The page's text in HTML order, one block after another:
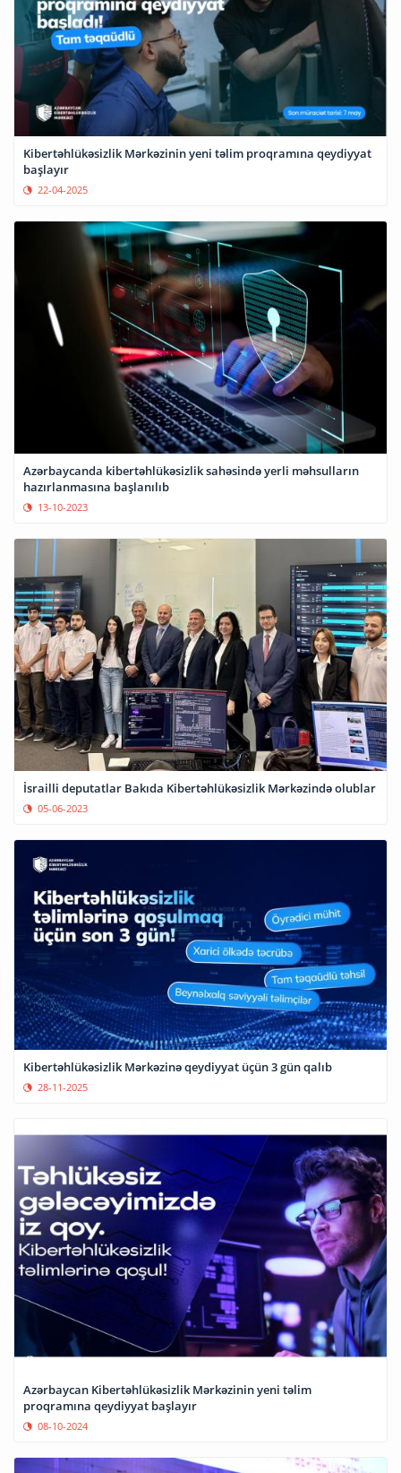
Kibertəhlükəsizlik Mərkəzinin yeni təlim proqramına qeydiyyat
başlayır
22-04-2025
Azərbaycanda kibertəhlükəsizlik sahəsində yerli məhsulların
hazırlanmasına başlanılıb
13-10-2023
İsrailli deputatlar Bakıda Kibertəhlükəsizlik Mərkəzində olublar
05-06-2023
Kibertəhlükəsizlik Mərkəzinə qeydiyyat üçün 3 gün qalıb
28-11-2025
Azərbaycan Kibertəhlükəsizlik Mərkəzinin yeni təlim
proqramına qeydiyyat başlayır
08-10-2024